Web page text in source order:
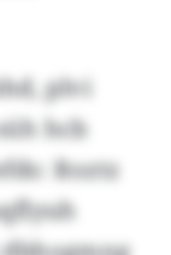
plvi
hcb
Roztz